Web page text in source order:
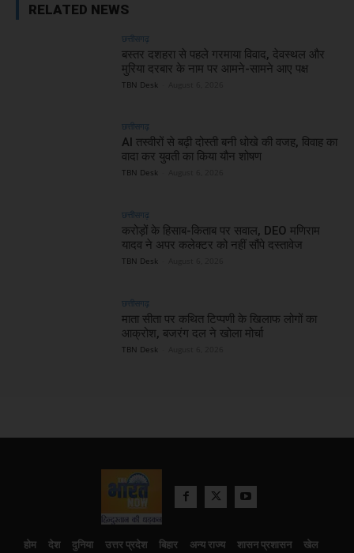
RELATED NEWS
छत्तीसगढ़
बस्तर दशहरा से पहले गरमाया विवाद, देवस्थल और
मुरिया दरबार के नाम पर आमने-सामने आए पक्ष
TBN Desk
छत्तीसगढ़
AI तस्वीरों से बढ़ी दोस्ती बनी धोखे की वजह, विवाह का
वादा कर युवती का किया यौन शोषण
TBN Desk
छत्तीसगढ़
करोड़ों के हिसाब-किताब पर सवाल, DEO मणिराम
यादव ने अपर कलेक्टर को नहीं सौंपे दस्तावेज
TBN Desk
छत्तीसगढ़
माता सीता पर कथित टिप्पणी के खिलाफ लोगों का
आक्रोश, बजरंग दल ने खोला मोर्चा
TBN Desk
होम देश दुनिया उत्तर प्रदेश बिहार अन्य राज्य शासन प्रशासन
खेल